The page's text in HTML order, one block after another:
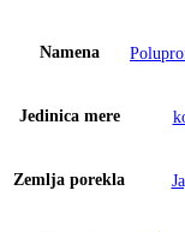
Namena
Jedinica mere
Zemlja porekla